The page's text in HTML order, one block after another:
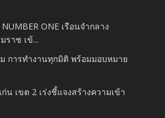
ONE เรือนจำกลาง
ราช เข้...
การทำงานทุกมิติ พร้อมมอบหมาย
น เขต 2 เร่งชี้แจงสร้างความเข้า